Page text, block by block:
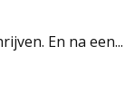
En na een...